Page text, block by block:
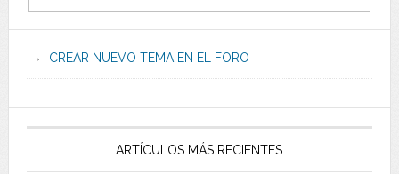
CREAR NUEVO TEMA EN EL FORO
ARTÍCULOS MÁS RECIENTES